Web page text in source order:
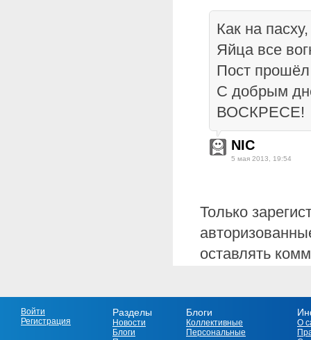
Как на
Яйца все
Пост
С добрым
ВОСКРЕСЕ!
NIC
5 мая 2013, 19:54
Только
оставлять
Войти
Регистрация
Разделы
Новости
Блоги
Блоги
Коллективные
Персональные
О